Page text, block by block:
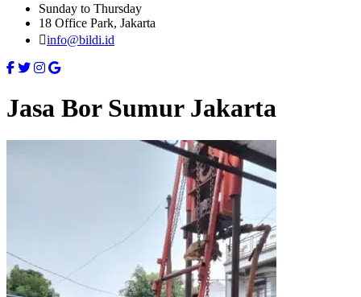
Sunday to Thursday
18 Office Park, Jakarta
info@bildi.id
Jasa Bor Sumur Jakarta